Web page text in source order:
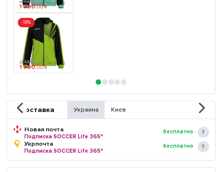
2 190.00 ₴
1 790.00 ₴
-18%
2 190.00 ₴
1 790.00 ₴
Доставка Украина Киев
Новая почта
Подписка SOCCER Life 365*
бесплатно
Укрпочта
Подписка SOCCER Life 365*
бесплатно